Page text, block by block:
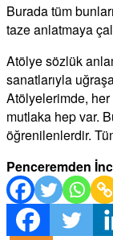
Burada tüm
taze anlatmaya
Atölye sözlük
sanatlarıyla
Atölyelerimde,
mutlaka hep var.
öğrenilenlerdir.
Penceremden